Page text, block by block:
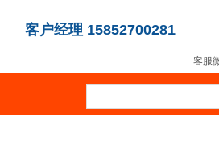
客户经理 15852700281
客服